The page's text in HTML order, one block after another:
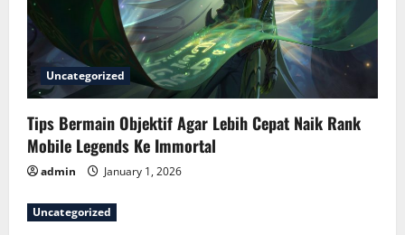
a
t
i
o
n
Uncategorized
Tips Bermain Objektif Agar Lebih Cepat Naik Rank
Mobile Legends Ke Immortal
admin January 1, 2026
Uncategorized